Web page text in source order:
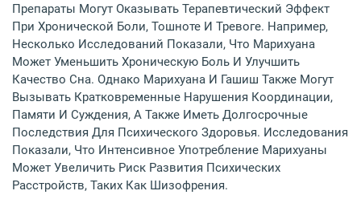
Препараты Могут Оказывать Терапевтический Эффект
При Хронической Боли, Тошноте И Тревоге. Например,
Несколько Исследований Показали, Что Марихуана
Может Уменьшить Хроническую Боль И Улучшить
Качество Сна. Однако Марихуана И Гашиш Также Могут
Вызывать Кратковременные Нарушения Координации,
Памяти И Суждения, А Также Иметь Долгосрочные
Последствия Для Психического Здоровья. Исследования
Показали, Что Интенсивное Употребление Марихуаны
Может Увеличить Риск Развития Психических
Расстройств, Таких Как Шизофрения.